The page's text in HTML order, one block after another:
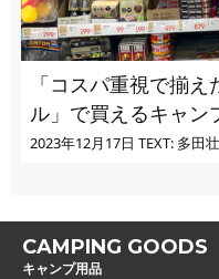
「コスパ重視で揃えたい
ル」で買えるキャン
2023年12月17日 TEXT: 多田
CAMPING GOODS
キャンプ用品